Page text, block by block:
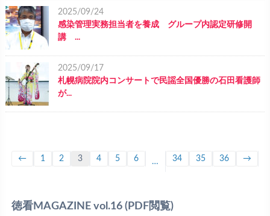
2025/09/24
感染管理実務担当者を養成 グループ内認定研修開
講 ...
2025/09/17
札幌病院院内コンサートで民謡全国優勝の石田看護師
が...
← 1 2 3 4 5 6 … 34 35 36 →
徳看MAGAZINE vol.16(PDF閲覧)